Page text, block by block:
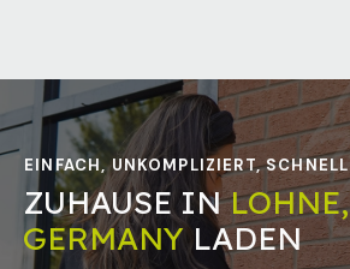
EINFACH, UNKOMPLIZIERT, SCHNELL
ZUHAUSE INLOHNE,
GERMANYLADEN